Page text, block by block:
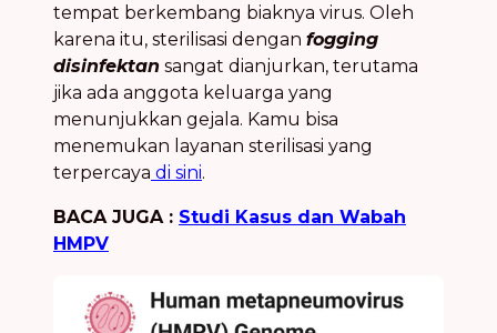
tempat berkembang biaknya virus. Oleh
karena itu, sterilisasi dengan fogging
disinfektan sangat dianjurkan, terutama
jika ada anggota keluarga yang
menunjukkan gejala. Kamu bisa
menemukan layanan sterilisasi yang
terpercaya di sini.
BACA JUGA : Studi Kasus dan Wabah
HMPV